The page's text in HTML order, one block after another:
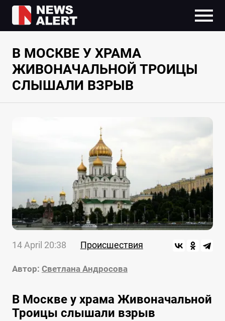
В МОСКВЕ У ХРАМА
ЖИВОНАЧАЛЬНОЙ ТРОИЦЫ
СЛЫШАЛИ ВЗРЫВ
14 April 20:38 Происшествия
Автор: Светлана Андросова
В Москве у храма Живоначальной
Троицы слышали взрыв